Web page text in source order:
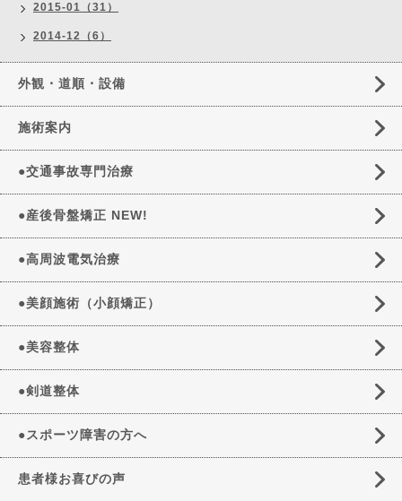
2015-01（31）
2014-12（6）
外観・道順・設備
施術案内
●交通事故専門治療
●産後骨盤矯正 NEW!
●高周波電気治療
●美顔施術（小顔矯正）
●美容整体
●剣道整体
●スポーツ障害の方へ
患者様お喜びの声